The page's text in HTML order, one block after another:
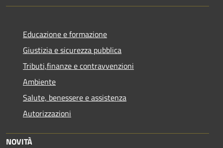
Educazione e formazione
Giustizia e sicurezza pubblica
Tributi,finanze e contravvenzioni
Ambiente
Salute, benessere e assistenza
Autorizzazioni
NOVITÀ